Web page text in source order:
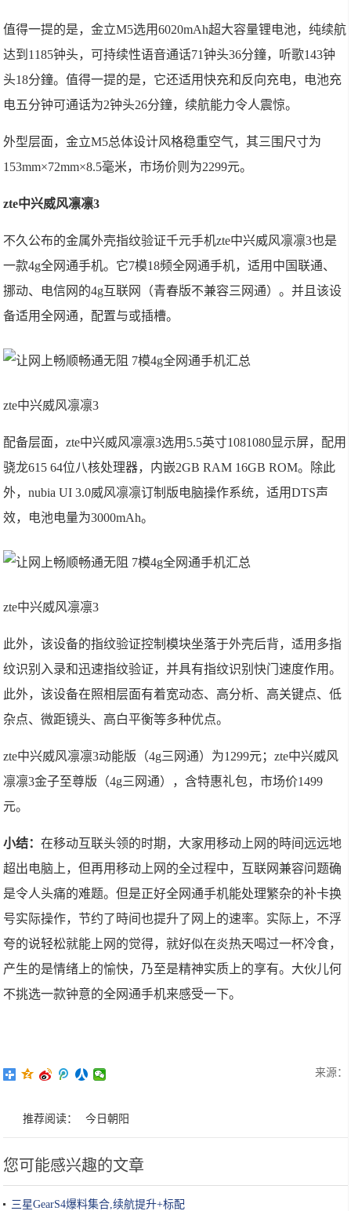
值得一提的是，金立M5选用6020mAh超大容量锂电池，纯续航
达到1185钟头，可持续性语音通话71钟头36分鐘，听歌143钟
头18分鐘。值得一提的是，它还适用快充和反向充电，电池充
电五分钟可通话为2钟头26分鐘，续航能力令人震惊。
外型层面，金立M5总体设计风格稳重空气，其三围尺寸为
153mm×72mm×8.5毫米，市场价则为2299元。
zte中兴威风凛凛3
不久公布的金属外壳指纹验证千元手机zte中兴威风凛凛3也是
一款4g全网通手机。它7模18频全网通手机，适用中国联通、
挪动、电信网的4g互联网（青春版不兼容三网通）。并且该设
备适用全网通，配置与或插槽。
zte中兴威风凛凛3
配备层面，zte中兴威风凛凛3选用5.5英寸1081080显示屏，配用
骁龙615 64位八核处理器，内嵌2GB RAM 16GB ROM。除此
外，nubia UI 3.0威风凛凛订制版电脑操作系统，适用DTS声
效，电池电量为3000mAh。
zte中兴威风凛凛3
此外，该设备的指纹验证控制模块坐落于外壳后背，适用多指
纹识别入录和迅速指纹验证，并具有指纹识别快门速度作用。
此外，该设备在照相层面有着宽动态、高分析、高关键点、低
杂点、微距镜头、高白平衡等多种优点。
zte中兴威风凛凛3动能版（4g三网通）为1299元；zte中兴威风
凛凛3金子至尊版（4g三网通），含特惠礼包，市场价1499
元。
小结：在移动互联头领的时期，大家用移动上网的時间远远地
超出电脑上，但再用移动上网的全过程中，互联网兼容问题确
是令人头痛的难题。但是正好全网通手机能处理繁杂的补卡换
号实际操作，节约了時间也提升了网上的速率。实际上，不浮
夸的说轻松就能上网的觉得，就好似在炎热天喝过一杯冷食，
产生的是情绪上的愉快，乃至是精神实质上的享有。大伙儿何
不挑选一款钟意的全网通手机来感受一下。
来源：
推荐阅读： 今日朝阳
您可能感兴趣的文章
三星GearS4爆料集合,续航提升+标配